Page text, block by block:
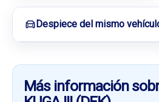
Despiece del mismo
Más información